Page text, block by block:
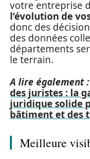
votre entreprise
l’évolution de
donc des
des données
départements
le terrain.
A lire également :
des juristes : la
juridique solide
bâtiment et des
Meilleure